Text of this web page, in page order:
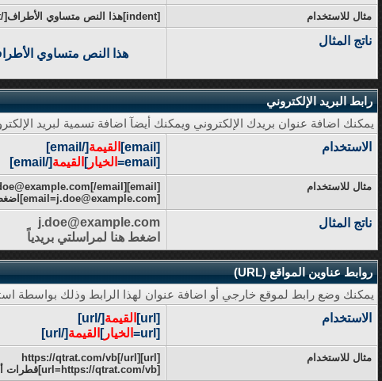
مثال للاستخدام [indent]هذا النص متساوي الأطراف[/indent]
ناتج المثال
هذا النص متساوي
رابط البريد الإلكتروني
يمكنك اضافة عنوان بريدك الإلكتروني ويمكنك أيضآ اضافة تسمية لبريد
الاستخدام [email] القيمة[/email]
[email=
الخيار] القيمة[/email]
مثال للاستخدام
[email]j.doe@example.com[/email]
[email=j.doe@example.com]اضغط هنا لمراسلتي بريدياً[/email]
ناتج المثال
j.doe@example.com
اضغط هنا لمراسلتي بريدياً
روابط عناوين المواقع (URL)
يمكنك وضع رابط لموقع خارجي أو اضافة عنوان لهذا الرابط وذلك بواسطة
الاستخدام [url] القيمة[/url]
[url=
الخيار] القيمة[/url]
مثال للاستخدام
[url]https://qtrat.com/vb[/url]
[url=https://qtrat.com/vb]قطرات أدبية[/url]